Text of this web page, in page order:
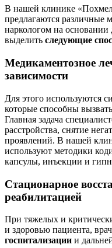
В нашей клинике
предлагаются различные
наркологом на
выделить следующие
Медикаментозное
зависимости
Для этого используются
которые способны вызвать
Главная задача
расстройства, снятие
проявлений. В нашей
используют методики
капсулы, инъекции и
Стационарное
реабилитацией
При тяжелых и
и здоровью пациента,
госпитализации и